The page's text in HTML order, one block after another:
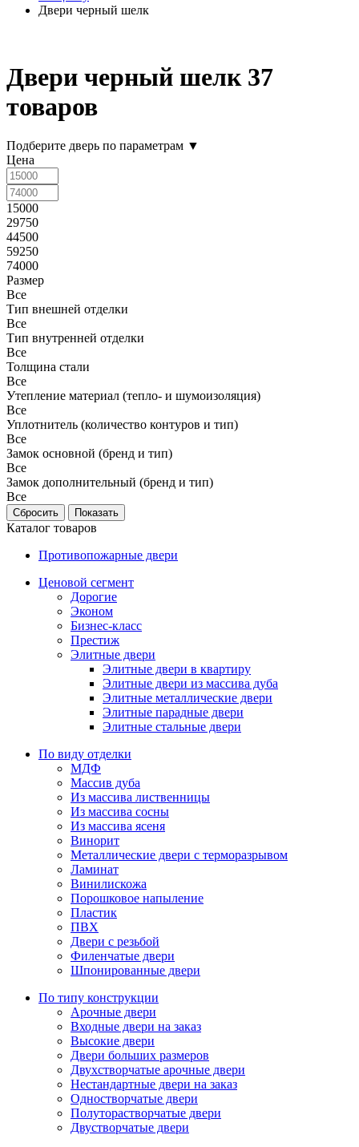
Двери черный шелк
Двери черный шелк 37
товаров
Подберите дверь по параметрам ▼
Цена
15000
29750
44500
59250
74000
Размер
Все
Тип внешней отделки
Все
Тип внутренней отделки
Все
Толщина стали
Все
Утепление материал (тепло- и шумоизоляция)
Все
Уплотнитель (количество контуров и тип)
Все
Замок основной (бренд и тип)
Все
Замок дополнительный (бренд и тип)
Все
Каталог товаров
Противопожарные двери
Ценовой сегмент
Дорогие
Эконом
Бизнес-класс
Престиж
Элитные двери
Элитные двери в квартиру
Элитные двери из массива дуба
Элитные металлические двери
Элитные парадные двери
Элитные стальные двери
По виду отделки
МДФ
Массив дуба
Из массива лиственницы
Из массива сосны
Из массива ясеня
Винорит
Металлические двери с терморазрывом
Ламинат
Винилискожа
Порошковое напыление
Пластик
ПВХ
Двери с резьбой
Филенчатые двери
Шпонированные двери
По типу конструкции
Арочные двери
Входные двери на заказ
Высокие двери
Двери больших размеров
Двухстворчатые арочные двери
Нестандартные двери на заказ
Одностворчатые двери
Полуторастворчатые двери
Двустворчатые двери